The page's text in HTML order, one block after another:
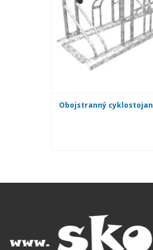
Obojstranný